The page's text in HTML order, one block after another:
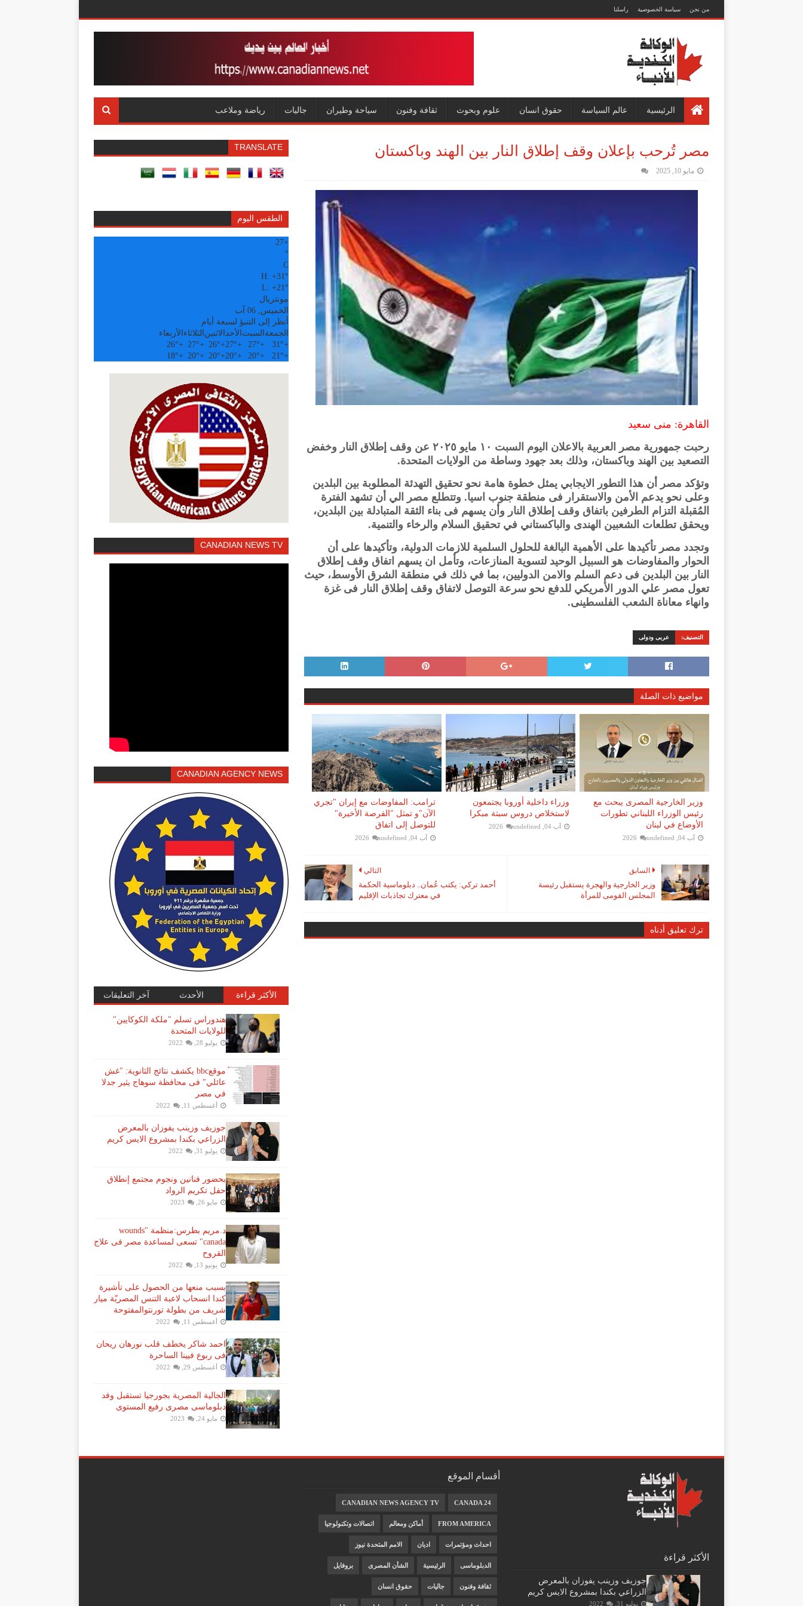
من نحن سياسة الخصوصية راسلنا
الرئيسية عالم السياسة حقوق انسان علوم وبحوث ثقافة وفنون سياحة وطيران جاليات رياضة وملاعب
مصر تُرحب بإعلان وقف إطلاق النار بين الهند وباكستان
مايو 10, 2025
القاهرة: منى سعيد
رحبت جمهورية مصر العربية بالاعلان اليوم السبت ١٠ مايو ٢٠٢٥ عن وقف إطلاق النار وخفض
التصعيد بين الهند وباكستان، وذلك بعد جهود وساطة من الولايات المتحدة.
وتؤكد مصر أن هذا التطور الايجابي يمثل خطوة هامة نحو تحقيق التهدئة المطلوبة بين البلدين
وعلى نحو يدعم الأمن والاستقرار فى منطقة جنوب اسيا. وتتطلع مصر الي أن تشهد الفترة
المُقبلة التزام الطرفين باتفاق وقف إطلاق النار وأن يسهم فى بناء الثقة المتبادلة بين البلدين،
ويحقق تطلعات الشعبين الهندى والباكستاني في تحقيق السلام والرخاء والتنمية.
وتجدد مصر تأكيدها على الأهمية البالغة للحلول السلمية للازمات الدولية، وتأكيدها على أن
الحوار والمفاوضات هو السبيل الوحيد لتسوية المنازعات، وتأمل ان يسهم اتفاق وقف إطلاق
النار بين البلدين فى دعم السلم والامن الدوليين، بما في ذلك في منطقة الشرق الأوسط، حيث
تعول مصر علي الدور الأمريكي للدفع نحو سرعة التوصل لاتفاق وقف إطلاق النار فى غزة
وانهاء معاناة الشعب الفلسطينى.
التصنيف: عربى ودولى
مواضيع ذات الصلة
وزير الخارجية المصرى يبحث مع
رئيس الوزراء اللبناني تطورات
الأوضاع في لبنان
آب 04, 2026 undefined
وزراء داخلية أوروبا يجتمعون
لاستخلاص دروس سبتة مبكرا
آب 04, 2026 undefined
ترامب: المفاوضات مع إيران "تجري
الآن"و تمثل "الفرصة الأخيرة"
للتوصل إلى اتفاق
آب 04, 2026 undefined
التالي
أحمد تركي: يكتب عُمان.. دبلوماسية الحكمة
في معترك تجاذبات الإقليم
السابق
وزير الخارجية والهجرة يستقبل رئيسة
المجلس القومى للمرأة
ترك تعليق أدناه
TRANSLATE
الطقس اليوم
+
27
°
C
H: +31°
L: +21°
مونتريال
الخميس, 06 آب
أنظر إلى التنبؤ لسبعة أيام
الجمعة السبت الأحد الاثنين الثلاثاء الأربعاء
+
31°
+
27°
+
27°
+
26°
+
27°
+
26°
+
21°
+
20°
+
20°
+
20°
+
20°
+
18°
CANADIAN NEWS TV
CANADIAN AGENCY NEWS
الأكثر قراءة الأحدث آخر التعليقات
هندوراس تسلم "ملكة الكوكايين"
للولايات المتحدة
يوليو 28, 2022
موقعbbc يكشف نتائج الثانوية: "غش
عائلي" فى محافظة سوهاج يثير جدلا
في مصر
أغسطس 11, 2022
جوزيف وزينب يفوزان بالمعرض
الزراعي بكندا بمشروع الايس كريم
يوليو 31, 2022
بحضور فنانين ونجوم مجتمع إنطلاق
حفل تكريم الرواد
مايو 26, 2023
د.مريم بطرس:منظمة "wounds
canada" تسعى لمساعدة مصر فى علاج
القروح
يونيو 13, 2022
بسبب منعها من الحصول على تأشيرة
كندا انسحاب لاعبة ​التنس​ المصريّة ​ميار
شريف​ من بطولة ​تورنتو​المفتوحة
أغسطس 11, 2022
احمد شاكر يخطف قلب نورهان ريحان
فى ربوع فيينا الساحرة
أغسطس 29, 2022
الجالية المصرية بجورجيا تستقبل وفد
دبلوماسى مصرى رفيع المستوى
مايو 24, 2023
الأكثر قراءة
جوزيف وزينب يفوزان بالمعرض
الزراعي بكندا بمشروع الايس كريم
يوليو 31, 2022
أقسام الموقع
CANADA 24
CANADIAN NEWS AGENCY TV
FROM AMERICA أماكن ومعالم اتصالات وتكنولوجيا
احداث ومؤتمرات اديان الامم المتحدة نيوز
الدبلوماسى الرئيسية الشأن المصرى بروفايل
ثقافة وفنون جاليات حقوق انسان